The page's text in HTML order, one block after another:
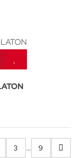
3 … 9